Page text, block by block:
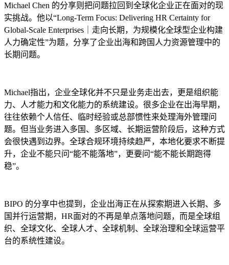
Michael Chen 的分享则把问题拉回到全球化企业正在面对的现
实挑战。他以“Long-Term Focus: Delivering HR Certainty for
Global-Scale Enterprises｜走向长期，为规模化全球型企业构建
人力确定性”为题，分享了企业出海和跨国人力资源管理中的
长期问题。
Michael指出，企业全球化并不只是业务走出去，更是组织能
力、人才能力和文化能力的系统建设。很多企业在出海早期，
往往依赖个人信任、临时经验或总部惯性来处理海外管理问
题。但当业务进入多国、多区域、长期运营阶段后，这种方式
会很快遇到边界。全球合规环境持续趋严，本地化要求不断提
升，企业不能只问“能不能落地”，更要问“能不能长期跑得
稳”。
BIPO 的分享中也提到，企业出海正在从探索期进入长期、多
国并行运营期，HR面对的不再是单点落地问题，而是全球组
织、全球文化、全球人才、全球机制、全球治理和全球运营平
台的系统性建设。